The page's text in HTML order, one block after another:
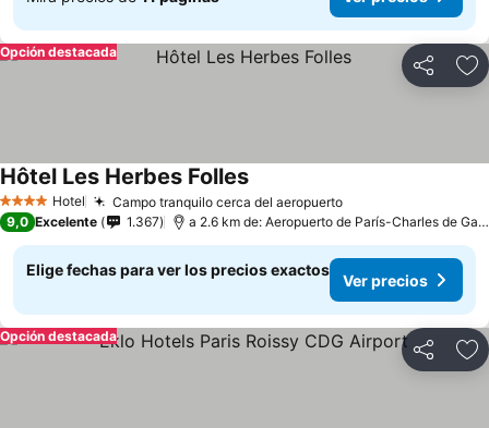
Compartir
Opción destacada
4 EstrellasHotel Campo tranquilo cerca del aeropuerto
Hôtel Les Herbes Folles
9,0 Excelente 1.367 a 2.6 km de: Aeropuerto de París-Charles de Gaulle
Elige fechas para ver los precios exactos
Ver precios
Compartir
Opción destacada